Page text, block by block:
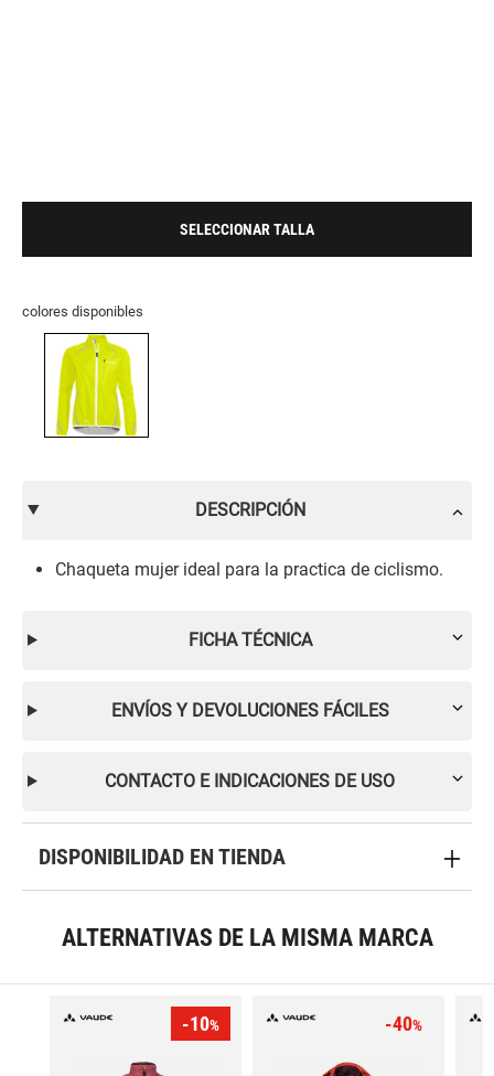
SELECCIONAR TALLA
colores disponibles
DESCRIPCIÓN
Chaqueta mujer ideal para la practica de ciclismo.
FICHA TÉCNICA
ENVÍOS Y DEVOLUCIONES FÁCILES
CONTACTO E INDICACIONES DE USO
DISPONIBILIDAD EN TIENDA
ALTERNATIVAS DE LA MISMA MARCA
-10% -40%